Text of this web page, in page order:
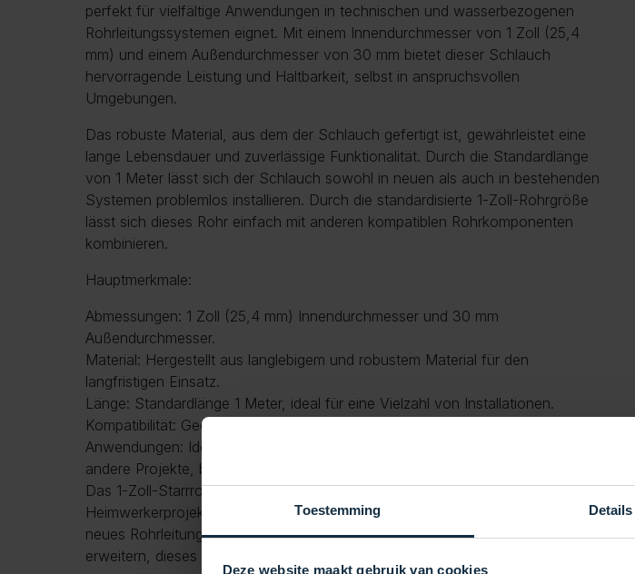
Toestemming Details
Deze website maakt gebruik van cookies
perfekt für vielfältige Anwendungen in technischen und wasserbezogenen
Rohrleitungssystemen eignet. Mit einem Innendurchmesser von 1 Zoll (25,4
mm) und einem Außendurchmesser von 30 mm bietet dieser Schlauch
hervorragende Leistung und Haltbarkeit, selbst in anspruchsvollen
Umgebungen.
Das robuste Material, aus dem der Schlauch gefertigt ist, gewährleistet eine
lange Lebensdauer und zuverlässige Funktionalität. Durch die Standardlänge
von 1 Meter lässt sich der Schlauch sowohl in neuen als auch in bestehenden
Systemen problemlos installieren. Durch die standardisierte 1-Zoll-Rohrgröße
lässt sich dieses Rohr einfach mit anderen kompatiblen Rohrkomponenten
kombinieren.
Hauptmerkmale:
Abmessungen: 1 Zoll (25,4 mm) Innendurchmesser und 30 mm
Außendurchmesser.
Material: Hergestellt aus langlebigem und robustem Material für den
langfristigen Einsatz.
Länge: Standardlänge 1 Meter, ideal für eine Vielzahl von Installationen.
Kompatibilität: Geeignet für Systeme mit einer 1-Zoll-Rohrgröße.
Anwendungen: Ideal für Sanitärinstallationen, technische Installationen und
andere Projekte, bei denen ein starkes Rohr erforderlich ist.
Das 1-Zoll-Starrrohr (1 Meter) ist eine zuverlässige Wahl sowohl für
Heimwerkerprojekte als auch für professionelle Installationen. Egal ob Sie ein
neues Rohrleitungssystem installieren oder eine bestehende Installation
erweitern, dieses Rohr bietet die Robustheit und Qualität, die Sie benötigen.